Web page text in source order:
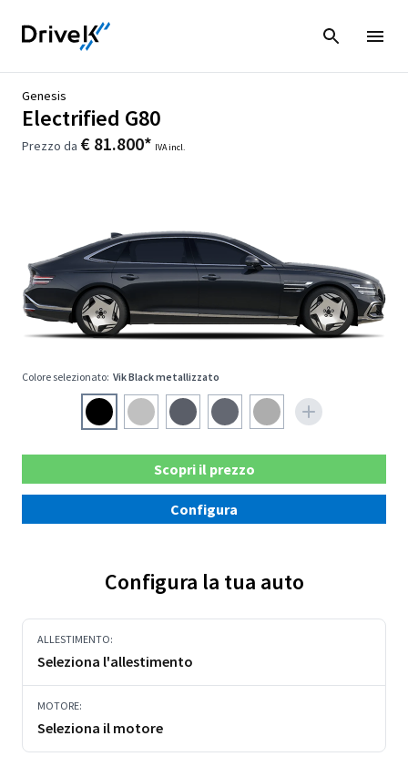
Genesis
Electrified G80
Prezzo da € 81.800* IVA incl.
Colore selezionato: Vik Black metallizzato
Scopri il prezzo
Configura
Configura la tua auto
ALLESTIMENTO:
Seleziona l'allestimento
MOTORE:
Seleziona il motore